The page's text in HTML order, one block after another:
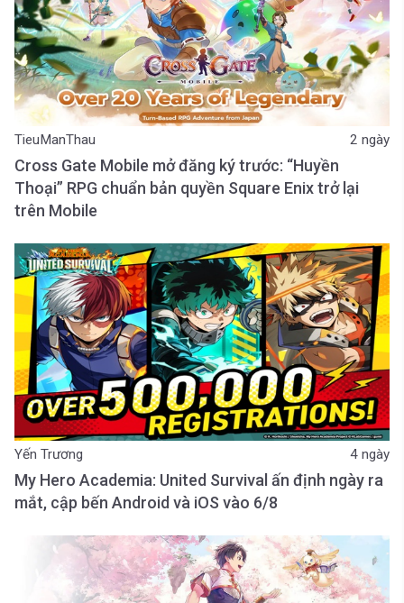
TieuManThau 2 ngày
Cross Gate Mobile mở đăng ký trước: “Huyền
Thoại” RPG chuẩn bản quyền Square Enix trở lại
trên Mobile
Yến Trương 4 ngày
My Hero Academia: United Survival ấn định ngày ra
mắt, cập bến Android và iOS vào 6/8